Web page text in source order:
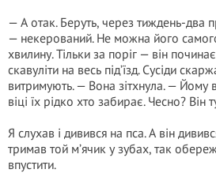
— А отак. Беруть, через тиждень-два
— некерований. Не можна його
хвилину. Тільки за поріг — він
скавуліти на весь під’їзд. Сусіди
витримують. — Вона зітхнула. — Йому
віці їх рідко хто забирає. Чесно? Він
Я слухав і дивився на пса. А він
тримав той м’ячик у зубах, так
впустити.